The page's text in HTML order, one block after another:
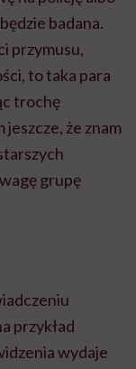
badana.
przymusu,
to taka para
trochę
że znam
grupę
przykład
wydaje